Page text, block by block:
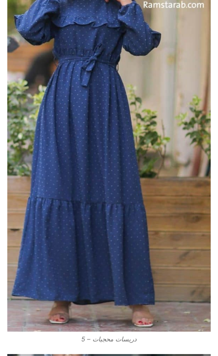
دريسات محجبات – 5